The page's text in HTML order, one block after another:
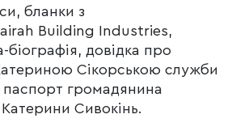
бланки з
Building Industries,
біографія, довідка про
Сікорською служби
громадянина
Катерини Сивокінь.